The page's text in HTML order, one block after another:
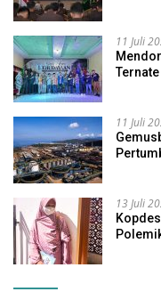
11 Juli
Ternate
11 Juli
13 Juli